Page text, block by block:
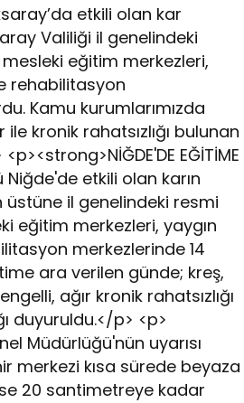
etkili olan kar
Valiliği il genelindeki
eğitim merkezleri,
rehabilitasyon
Kamu kurumlarımızda
kronik rahatsızlığı bulunan
EĞİTİME
Niğde'de etkili olan karın
üstüne il genelindeki resmi
eğitim merkezleri, yaygın
merkezlerinde 14
ara verilen günde; kreş,
ağır kronik rahatsızlığı
duyuruldu.</p> <p>
Müdürlüğü'nün uyarısı
merkezi kısa sürede beyaza
20 santimetreye kadar